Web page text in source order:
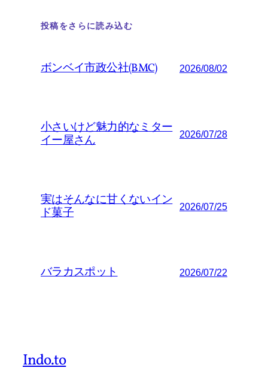
投稿をさらに読み込む
ボンベイ市政公社(BMC) 2026/08/02
小さいけど魅力的なミター
イー屋さん
2026/07/28
実はそんなに甘くないイン
ド菓子
2026/07/25
バラカスポット 2026/07/22
Indo.to